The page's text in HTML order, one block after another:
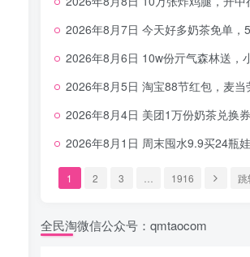
2026年8月7日 今天好多奶茶免单，5元农行省钱卡，京东抢0.01沪上，邮储
2026年8月6日 10w份亓气森林送，小红书12元无门槛，中行电费30-10，0元柠檬水+0
2026年8月5日 淘宝88节红包，麦当劳150万份柠檬水，三万份瑞幸免单，霸王9万份
2026年8月4日 美团1万份奶茶兑换券，农行5E卡，中行支付超给利，美团领18个冰激凌，小米每天领2-6
2026年8月1日 周末囤水9.9买24瓶娃哈哈，建行100元京东券，移动5元话费，麦当劳甜筒，交行
1 2 3 1916 跳
全民淘微信公众号：qmtaocom